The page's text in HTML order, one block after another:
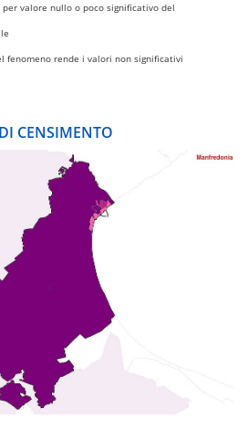
valore nullo o poco significativo del
fenomeno rende i valori non significativi
CENSIMENTO